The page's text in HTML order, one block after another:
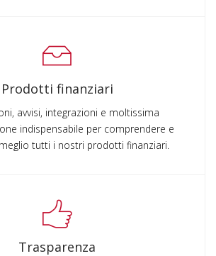
Prodotti finanziari
avvisi, integrazioni e moltissima
indispensabile per comprendere e
tutti i nostri prodotti finanziari.
Trasparenza